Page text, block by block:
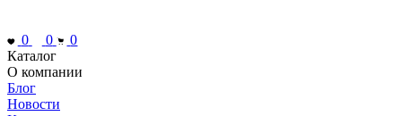
0 0
0
Каталог
О компании
Блог
Новости